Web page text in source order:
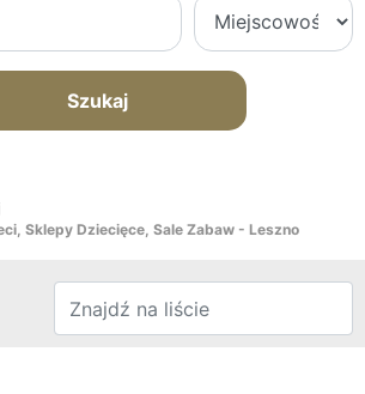
Szukaj
Sklepy Dziecięce, Sale Zabaw - Leszno